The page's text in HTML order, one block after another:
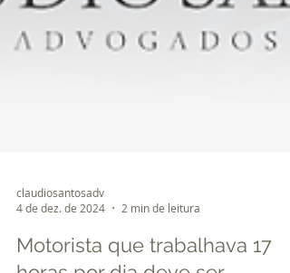
4 de dez. de 2024
2 min de leitura